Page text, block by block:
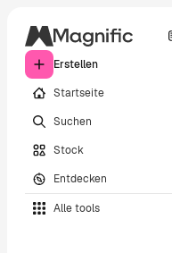
Erstellen
Startseite
Suchen
Stock
Entdecken
Alle tools